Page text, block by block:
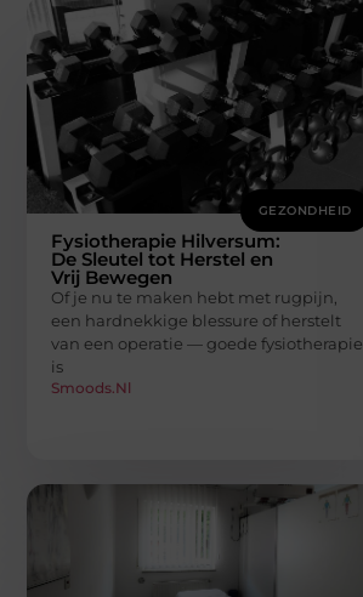
GEZONDHEID
Fysiotherapie Hilversum:
De Sleutel tot Herstel en
Vrij Bewegen
Of je nu te maken hebt met rugpijn,
een hardnekkige blessure of herstelt
van een operatie — goede fysiotherapie
is
Smoods.nl